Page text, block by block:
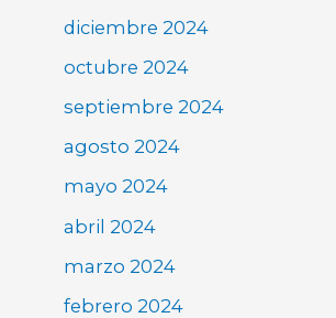
diciembre 2024
octubre 2024
septiembre 2024
agosto 2024
mayo 2024
abril 2024
marzo 2024
febrero 2024